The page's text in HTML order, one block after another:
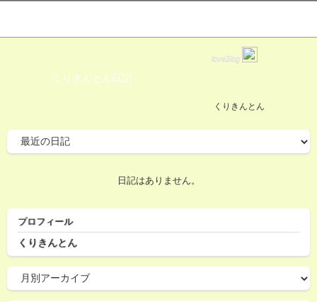
love2log
くりきんとん日記
くりきんとん
日記はありません。
プロフィール
くりきんとん